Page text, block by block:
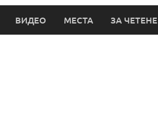
ВИДЕО МЕСТА ЗА ЧЕТЕНЕ